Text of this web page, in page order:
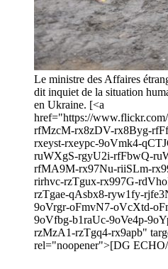
Le ministre des Affaires
dit inquiet de la situation
en Ukraine. [<a
href="https://
rfMzcM-rx8zDV-rx8Byg-
rxeyst-rxeypc-9oVmk4-
ruWXgS-rgyU2i-rfFbwQ-
rfMA9M-rx97Nu-riiSLm-
rirhvc-rzTgux-rx997G-
rzTgae-qAsbx8-ryw1fy-
9oVrgr-oFmvN7-oVcXtd-
9oVfbg-b1raUc-9oVe4p-
rzMzA1-rzTgq4-rx9apb"
rel="noopener">[DG